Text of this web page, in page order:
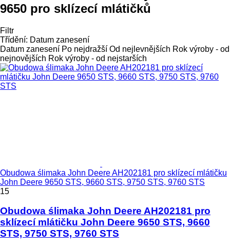
9650 pro sklízecí mlátičků
Filtr
Třídění: Datum zanesení
Datum zanesení Po nejdražší Od nejlevnějších Rok výroby - od
nejnovějších Rok výroby - od nejstarších
Obudowa ślimaka John Deere AH202181 pro sklízecí mlátičku
John Deere 9650 STS, 9660 STS, 9750 STS, 9760 STS
15
Obudowa ślimaka John Deere AH202181 pro
sklízecí mlátičku John Deere 9650 STS, 9660
STS, 9750 STS, 9760 STS